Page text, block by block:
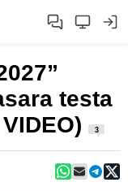
testa
3